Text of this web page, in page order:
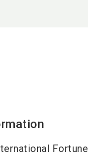
Fortune